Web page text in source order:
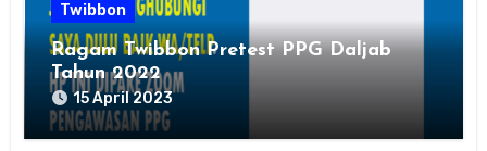
Twibbon
Ragam Twibbon Pretest PPG Daljab
Tahun 2022
15 April 2023